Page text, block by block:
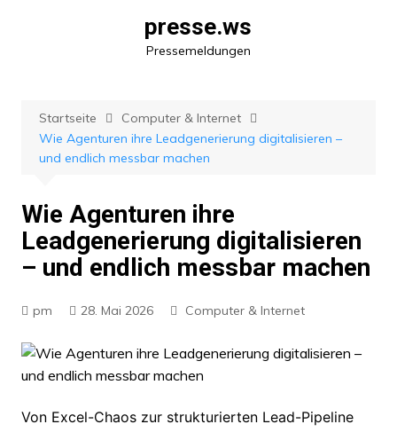
presse.ws
Pressemeldungen
Startseite
Computer & Internet
Wie Agenturen ihre Leadgenerierung digitalisieren –
und endlich messbar machen
Wie Agenturen ihre
Leadgenerierung digitalisieren
– und endlich messbar machen
pm 28. Mai 2026 Computer & Internet
Von Excel-Chaos zur strukturierten Lead-Pipeline